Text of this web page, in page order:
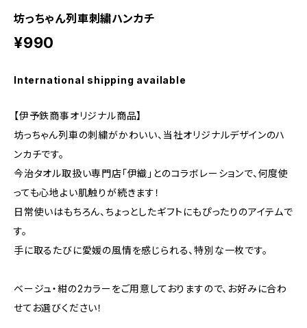
坊っちゃん列車刺繍ハンカチ
¥990
International shipping available
【伊予鉄商事オリジナル商品】
坊っちゃん列車の刺繍がかわいい、当社オリジナルデザインのハ
ンカチです。
今治タオル取扱い専門店「伊織」とのコラボレーションで、何度使
っても心地よい肌触りが続きます！
日常使いはもちろん、ちょっとしたギフトにもぴったりのアイテムで
す。
手に取るたびに愛媛の風情を感じられる、特別な一枚です。
ベージュ・紺の2カラーをご用意しておりますので、お好みに合わ
せてお選びください！